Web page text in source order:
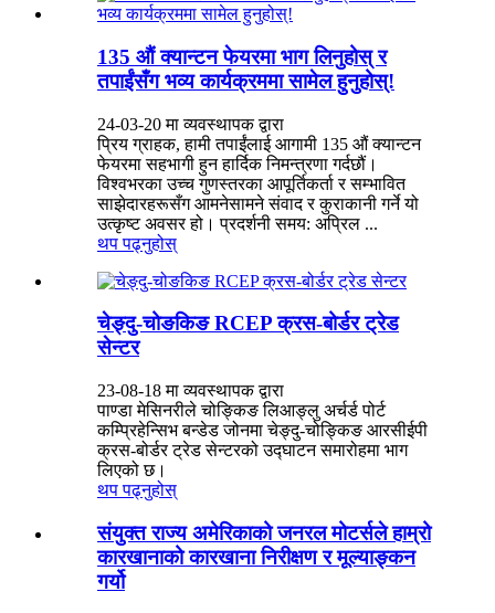
135 औं क्यान्टन फेयरमा भाग लिनुहोस् र
तपाईंसँग भव्य कार्यक्रममा सामेल हुनुहोस्!
24-03-20 मा व्यवस्थापक द्वारा
प्रिय ग्राहक, हामी तपाईंलाई आगामी 135 औं क्यान्टन
फेयरमा सहभागी हुन हार्दिक निमन्त्रणा गर्दछौं।
विश्वभरका उच्च गुणस्तरका आपूर्तिकर्ता र सम्भावित
साझेदारहरूसँग आमनेसामने संवाद र कुराकानी गर्ने यो
उत्कृष्ट अवसर हो। प्रदर्शनी समय: अप्रिल ...
थप पढ्नुहोस्
चेङ्दु-चोङकिङ RCEP क्रस-बोर्डर ट्रेड
सेन्टर
23-08-18 मा व्यवस्थापक द्वारा
पाण्डा मेसिनरीले चोङ्किङ लिआङ्लु अर्चर्ड पोर्ट
कम्प्रिहेन्सिभ बन्डेड जोनमा चेङ्दु-चोङ्किङ आरसीईपी
क्रस-बोर्डर ट्रेड सेन्टरको उद्घाटन समारोहमा भाग
लिएको छ।
थप पढ्नुहोस्
संयुक्त राज्य अमेरिकाको जनरल मोटर्सले हाम्रो
कारखानाको कारखाना निरीक्षण र मूल्याङ्कन
गर्यो